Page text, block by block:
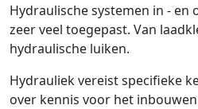
Hydraulische systemen in -
zeer veel toegepast. Van
hydraulische luiken.
Hydrauliek vereist specifieke
over kennis voor het